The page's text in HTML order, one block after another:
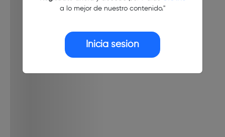
a lo mejor de nuestro contenido."
Inicia sesión